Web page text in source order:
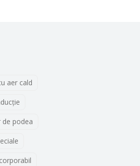
aer cald
de podea